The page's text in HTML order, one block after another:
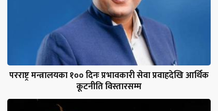
परराष्ट्र मन्त्रालयका १०० दिनः प्रभावकारी सेवा प्रवाहदेखि आर्थिक
कूटनीति विस्तारसम्म